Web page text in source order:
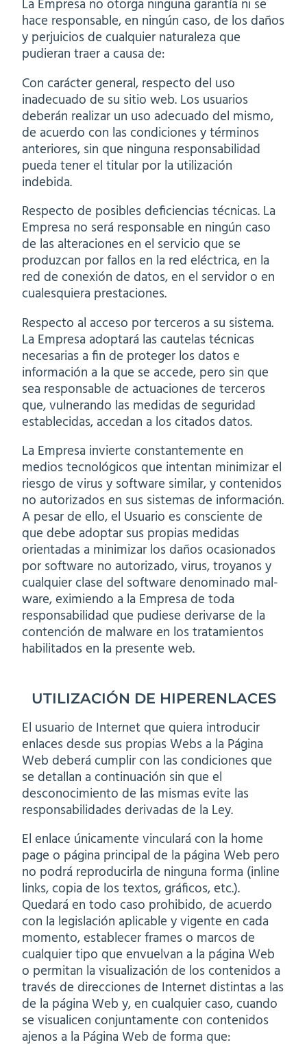
La Empresa no otorga ninguna garantía ni se
hace responsable, en ningún caso, de los daños
y perjuicios de cualquier naturaleza que
pudieran traer a causa de:
Con carácter general, respecto del uso
inadecuado de su sitio web. Los usuarios
deberán realizar un uso adecuado del mismo,
de acuerdo con las condiciones y términos
anteriores, sin que ninguna responsabilidad
pueda tener el titular por la utilización
indebida.
Respecto de posibles deficiencias técnicas. La
Empresa no será responsable en ningún caso
de las alteraciones en el servicio que se
produzcan por fallos en la red eléctrica, en la
red de conexión de datos, en el servidor o en
cualesquiera prestaciones.
Respecto al acceso por terceros a su sistema.
La Empresa adoptará las cautelas técnicas
necesarias a fin de proteger los datos e
información a la que se accede, pero sin que
sea responsable de actuaciones de terceros
que, vulnerando las medidas de seguridad
establecidas, accedan a los citados datos.
La Empresa invierte constantemente en
medios tecnológicos que intentan minimizar el
riesgo de virus y software similar, y contenidos
no autorizados en sus sistemas de información.
A pesar de ello, el Usuario es consciente de
que debe adoptar sus propias medidas
orientadas a minimizar los daños ocasionados
por software no autorizado, virus, troyanos y
cualquier clase del software denominado mal-
ware, eximiendo a la Empresa de toda
responsabilidad que pudiese derivarse de la
contención de malware en los tratamientos
habilitados en la presente web.
UTILIZACIÓN DE HIPERENLACES
El usuario de Internet que quiera introducir
enlaces desde sus propias Webs a la Página
Web deberá cumplir con las condiciones que
se detallan a continuación sin que el
desconocimiento de las mismas evite las
responsabilidades derivadas de la Ley.
El enlace únicamente vinculará con la home
page o página principal de la página Web pero
no podrá reproducirla de ninguna forma (inline
links, copia de los textos, gráficos, etc.).
Quedará en todo caso prohibido, de acuerdo
con la legislación aplicable y vigente en cada
momento, establecer frames o marcos de
cualquier tipo que envuelvan a la página Web
o permitan la visualización de los contenidos a
través de direcciones de Internet distintas a las
de la página Web y, en cualquier caso, cuando
se visualicen conjuntamente con contenidos
ajenos a la Página Web de forma que: